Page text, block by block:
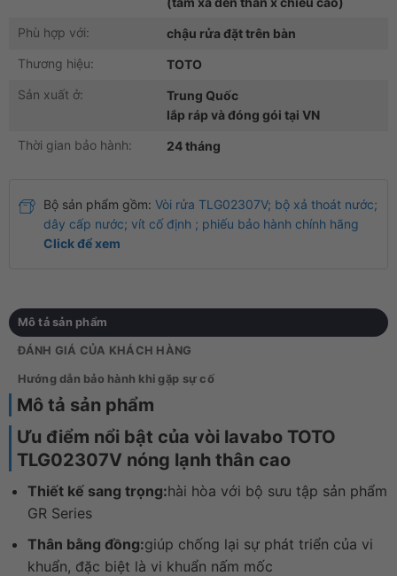
Mô tả sản phẩm
ĐÁNH GIÁ CỦA KHÁCH HÀNG
Hướng dẫn bảo hành khi gặp sự cố
Mô tả sản phẩm
Ưu điểm nổi bật của vòi lavabo TOTO
TLG02307V nóng lạnh thân cao
Thiết kế sang trọng:hài hòa với bộ sưu tập sản phẩm
GR Series
Thân bằng đồng:giúp chống lại sự phát triển của vi
khuẩn, đặc biệt là vi khuẩn nấm mốc
Phù hợp với:
chậu rửa đặt trên bàn
Thương hiệu:
TOTO
Sản xuất ở:
Trung Quốc
lắp ráp và đóng gói tại VN
Thời gian bảo hành:
24 tháng
Bộ sản phẩm gồm: Vòi rửa TLG02307V; bộ xả thoát nước;
dây cấp nước; vít cố định ; phiếu bảo hành chính hãng
Click để xem